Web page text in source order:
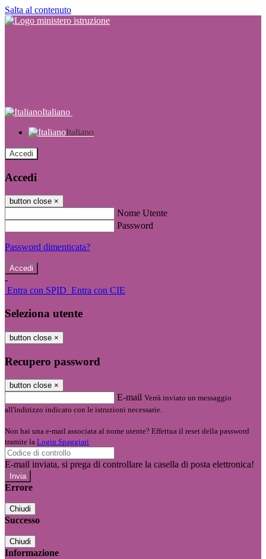
Salta al contenuto
Italiano
Italiano
Accedi
Accedi
button close ×
Nome Utente
Password
Password dimenticata?
-
Entra con SPID Entra con CIE
Seleziona utente
button close ×
Recupero password
button close ×
E-mail Verrà inviato un messaggio
all'indirizzo indicato con le istruzioni necessarie.
Non hai una e-mail associata al nome utente? Effettua il reset della password
tramite la Login Spaggiari
E-mail inviata, si prega di controllare la casella di posta elettronica!
Errore
Chiudi
Successo
Chiudi
Informazione